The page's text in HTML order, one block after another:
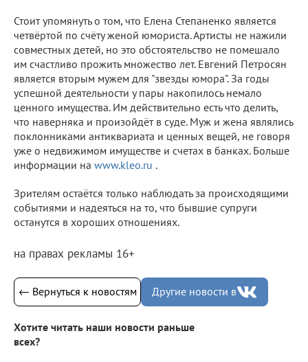
Стоит упомянуть о том, что Елена Степаненко является
четвёртой по счёту женой юмориста. Артисты не нажили
совместных детей, но это обстоятельство не помешало
им счастливо прожить множество лет. Евгений Петросян
является вторым мужем для "звезды юмора". За годы
успешной деятельности у пары накопилось немало
ценного имущества. Им действительно есть что делить,
что наверняка и произойдёт в суде. Муж и жена являлись
поклонниками антиквариата и ценных вещей, не говоря
уже о недвижимом имуществе и счетах в банках. Больше
информации на www.kleo.ru .
Зрителям остаётся только наблюдать за происходящими
событиями и надеяться на то, что бывшие супруги
останутся в хороших отношениях.
на правах рекламы 16+
← Вернуться к новостям Другие новости в
Хотите читать наши новости раньше
всех?